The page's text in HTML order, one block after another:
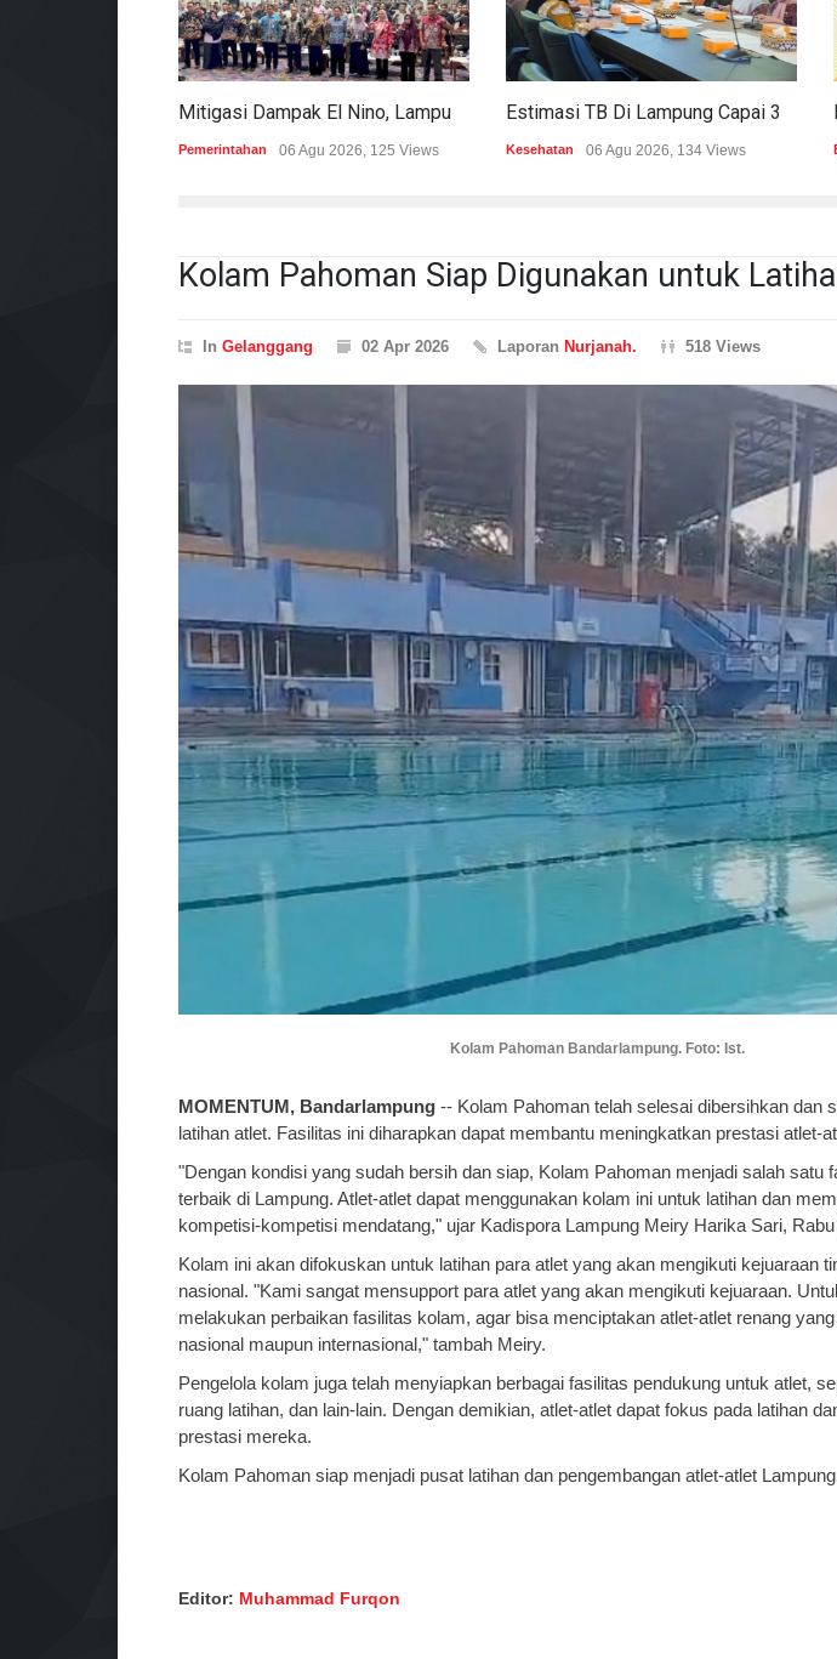
Pemerintahan 06 Agu 2026, 125 Views Kesehatan 06 Agu 2026, 134 Views
Kolam Pahoman Siap Digunakan untuk
In Gelanggang 02 Apr 2026 Laporan Nurjanah. 518 Views
Kolam Pahoman Bandarlampung. Foto: Ist.
MOMENTUM, Bandarlampung -- Kolam Pahoman telah selesai dibersihkan dan
latihan atlet. Fasilitas ini diharapkan dapat membantu meningkatkan prestasi atlet-
"Dengan kondisi yang sudah bersih dan siap, Kolam Pahoman menjadi salah satu
terbaik di Lampung. Atlet-atlet dapat menggunakan kolam ini untuk latihan dan
kompetisi-kompetisi mendatang," ujar Kadispora Lampung Meiry Harika Sari,
Kolam ini akan difokuskan untuk latihan para atlet yang akan mengikuti kejuaraan
nasional. "Kami sangat mensupport para atlet yang akan mengikuti kejuaraan.
melakukan perbaikan fasilitas kolam, agar bisa menciptakan atlet-atlet renang
nasional maupun internasional," tambah Meiry.
Pengelola kolam juga telah menyiapkan berbagai fasilitas pendukung untuk atlet,
ruang latihan, dan lain-lain. Dengan demikian, atlet-atlet dapat fokus pada latihan
prestasi mereka.
Kolam Pahoman siap menjadi pusat latihan dan pengembangan atlet-atlet
Editor: Muhammad Furqon